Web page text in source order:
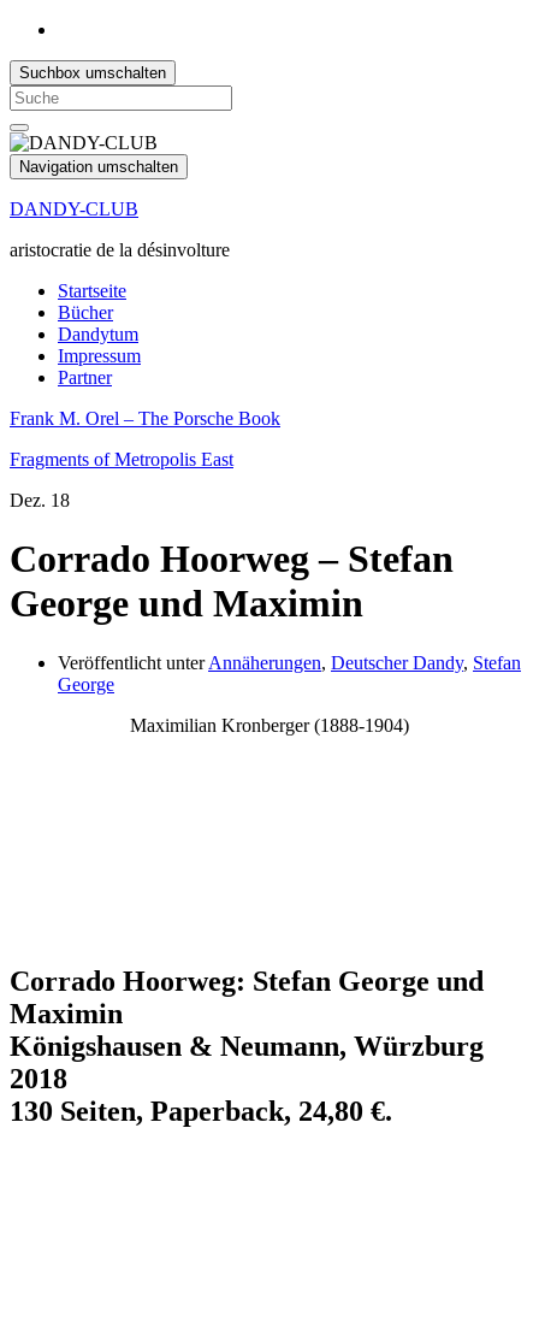
Suchbox umschalten
Search
for:
Navigation umschalten
DANDY-CLUB
aristocratie de la désinvolture
Startseite
Bücher
Dandytum
Impressum
Partner
Frank M. Orel – The Porsche Book
Fragments of Metropolis East
Dez. 18
Corrado Hoorweg – Stefan
George und Maximin
Veröffentlicht unterAnnäherungen, Deutscher Dandy, Stefan
George
Maximilian Kronberger (1888-1904)
Corrado Hoorweg: Stefan George und
Maximin
Königshausen & Neumann, Würzburg
2018
130 Seiten, Paperback, 24,80 €.